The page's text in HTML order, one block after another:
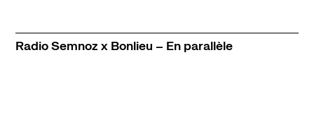
Radio Semnoz x Bonlieu – En parallèle